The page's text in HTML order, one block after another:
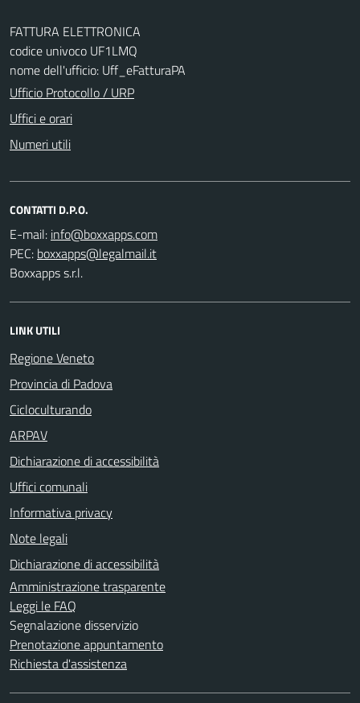
FATTURA ELETTRONICA
codice univoco UF1LMQ
nome dell'ufficio: Uff_eFatturaPA
Ufficio Protocollo / URP
Uffici e orari
Numeri utili
CONTATTI D.P.O.
E-mail:
PEC:
Boxxapps s.r.l.
LINK UTILI
Regione Veneto
Provincia di Padova
Cicloculturando
ARPAV
Dichiarazione di accessibilità
Uffici comunali
Informativa privacy
Note legali
Dichiarazione di accessibilità
Amministrazione trasparente
Leggi le FAQ
Segnalazione disservizio
Prenotazione appuntamento
Richiesta d'assistenza